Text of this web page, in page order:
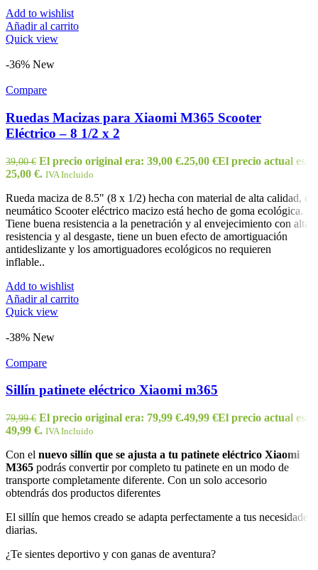
Add to wishlist
Añadir al carrito
Quick view
-36% New
Compare
Ruedas Macizas para Xiaomi M365 Scooter
Eléctrico – 8 1/2 x 2
39,00€ El precio original era: 39,00 €.25,00 €El precio actual es:
25,00 €. IVA Incluido
Rueda maciza de 8.5" (8 x 1/2) hecha con material de alta calidad, el
neumático Scooter eléctrico macizo está hecho de goma ecológica.
Tiene buena resistencia a la penetración y al envejecimiento con alta
resistencia y al desgaste, tiene un buen efecto de amortiguación
antideslizante y los amortiguadores ecológicos no requieren
inflable..
Add to wishlist
Añadir al carrito
Quick view
-38% New
Compare
Sillín patinete eléctrico Xiaomi m365
79,99€ El precio original era: 79,99 €.49,99 €El precio actual es:
49,99 €. IVA Incluido
Con el nuevo sillín que se ajusta a tu patinete eléctrico Xiaomi
M365 podrás convertir por completo tu patinete en un modo de
transporte completamente diferente. Con un solo accesorio
obtendrás dos productos diferentes
El sillín que hemos creado se adapta perfectamente a tus necesidades
diarias.
¿Te sientes deportivo y con ganas de aventura?